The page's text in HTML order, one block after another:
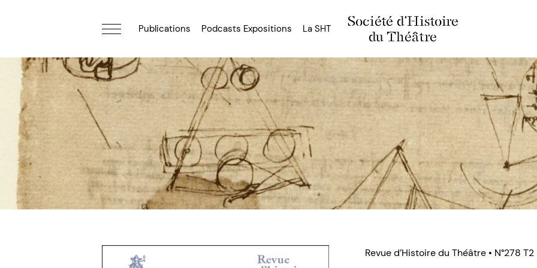
Société d'Histoire
du Théâtre
Publications Podcasts Expositions La SHT
Revue d’Histoire du Théâtre • N°278 T2